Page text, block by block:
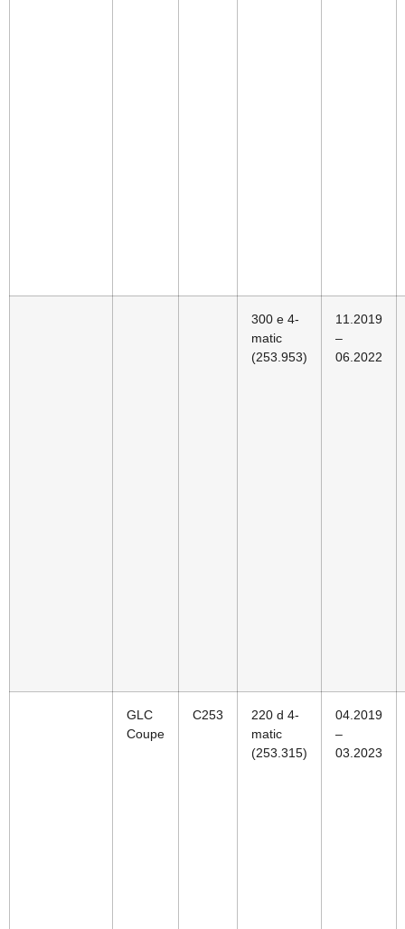
300 e 4-
matic
(253.953)
11.2019
–
06.2022
GLC
Coupe
C253
220 d 4-
matic
(253.315)
04.2019
–
03.2023